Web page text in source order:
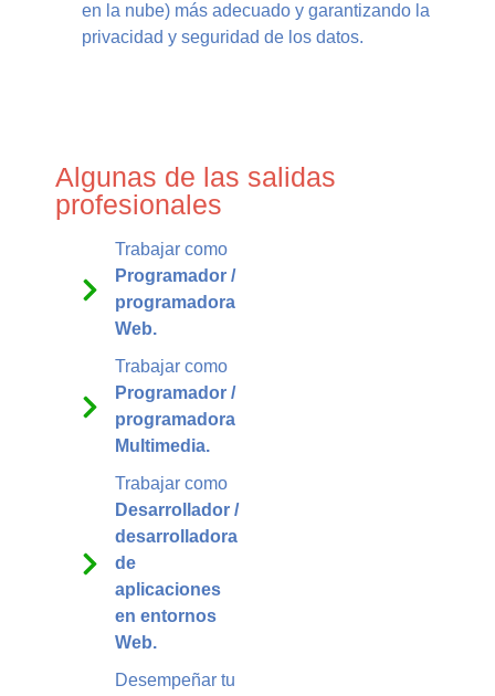
en la nube) más adecuado y garantizando la
privacidad y seguridad de los datos.
Algunas de las salidas
profesionales
Trabajar como
Programador /
programadora
Web.
Trabajar como
Programador /
programadora
Multimedia.
Trabajar como
Desarrollador /
desarrolladora
de
aplicaciones
en entornos
Web.
Desempeñar tu